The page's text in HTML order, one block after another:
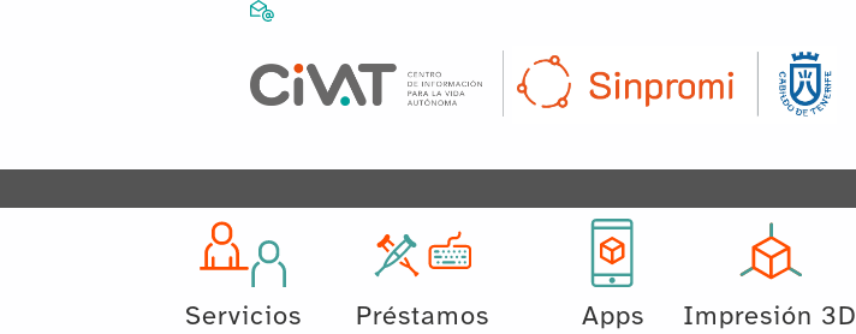
Servicios Préstamos Apps Impresión 3D